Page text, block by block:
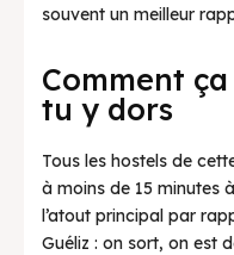
souvent un meilleur
Comment
tu y dors
Tous les hostels de
à moins de 15 minutes
l’atout principal par
Guéliz : on sort, on est